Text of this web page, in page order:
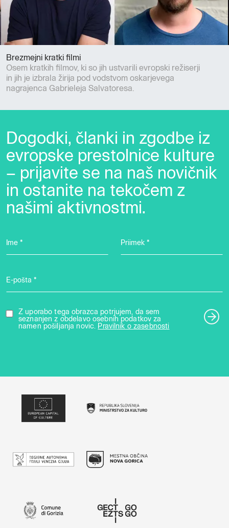
Brezmejni kratki filmi
Osem kratkih filmov, ki so jih ustvarili evropski režiserji
in jih je izbrala žirija pod vodstvom oskarjevega
nagrajenca Gabrieleja Salvatoresa.
Dogodki, članki in zgodbe iz
evropske prestolnice kulture
– prijavite se na naš novičnik
in ostanite na tekočem z
našimi aktivnostmi.
Ime * Priimek *
E-pošta *
Z uporabo tega obrazca potrjujem, da sem
seznanjen z obdelavo osebnih podatkov za
namen pošiljanja novic. Pravilnik o zasebnosti